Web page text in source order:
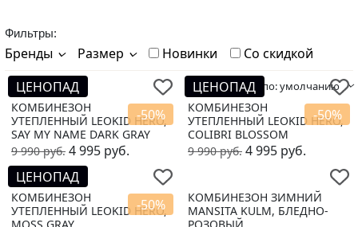
Фильтры:
Бренды Размер Новинки Со скидкой
Сортировать по:умолчанию
-50%
ЦЕНОПАД
КОМБИНЕЗОН
УТЕПЛЕННЫЙ LEOKID HERO,
SAY MY NAME DARK GRAY
9 990руб. 4 995 руб.
-50%
ЦЕНОПАД
КОМБИНЕЗОН
УТЕПЛЕННЫЙ LEOKID HERO,
СOLIBRI BLOSSOM
9 990руб. 4 995 руб.
-50%
ЦЕНОПАД
КОМБИНЕЗОН
УТЕПЛЕННЫЙ LEOKID HERO,
КОМБИНЕЗОН ЗИМНИЙ
MANSITA KULM, БЛЕДНО-